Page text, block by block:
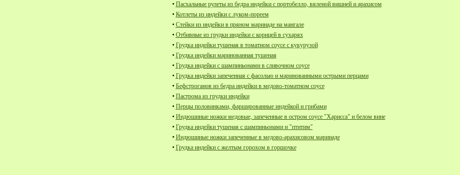
• Пасхальные рулеты из бедра индейки с портобелло, вяленой вишней и арахисом
• Котлеты из индейки с луком-пореем
• Стейки из индейки в пряном маринаде на мангале
• Отбивные из грудки индейки с корицей в сухарях
• Грудка индейки тушеная в томатном соусе с кукурузой
• Грудка индейки маринованная тушеная
• Грудка индейки с шампиньонами в сливочном соусе
• Грудка индейки запеченная с фасолью и маринованными острыми перцами
• Бефстроганов из бедра индейки в медово-томатном соусе
• Пастрома из грудки индейки
• Перцы половинками, фаршированные индейкой и грибами
• Индюшиные ножки медовые, запеченные в остром соусе "Харисса" и белом вине
• Грудка индейки тушеная с шампиньонами и "птитим"
• Индюшиные ножки запеченные в медово-арахисовом маринаде
• Грудка индейки с желтым горохом в горшочке